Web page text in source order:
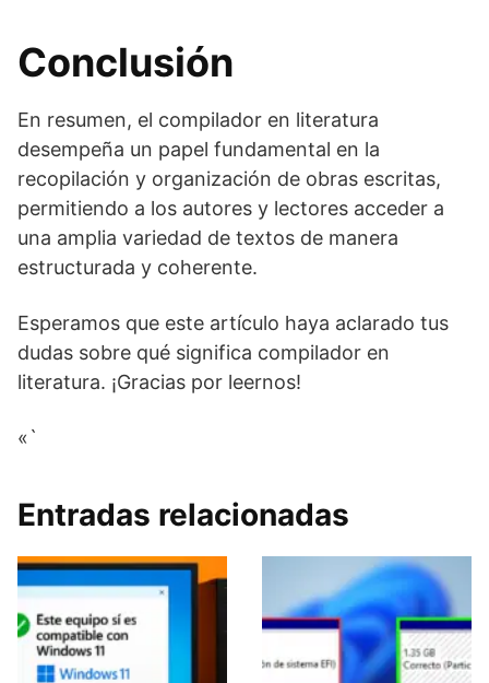
Conclusión
En resumen, el compilador en literatura
desempeña un papel fundamental en la
recopilación y organización de obras escritas,
permitiendo a los autores y lectores acceder a
una amplia variedad de textos de manera
estructurada y coherente.
Esperamos que este artículo haya aclarado tus
dudas sobre qué significa compilador en
literatura. ¡Gracias por leernos!
«`
Entradas relacionadas